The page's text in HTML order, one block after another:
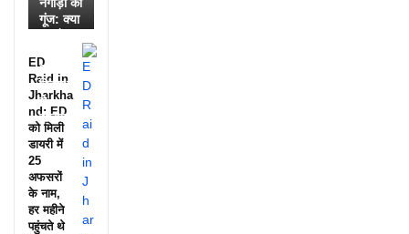
नगाड़ों की
गूंज: क्या
आदिवासी
दिवस की
ये
झलक?
ED
Raid in
Jharkha
nd: ED
को मिली
डायरी में
25
अफसरों
के नाम,
हर महीने
पहुंचते थे